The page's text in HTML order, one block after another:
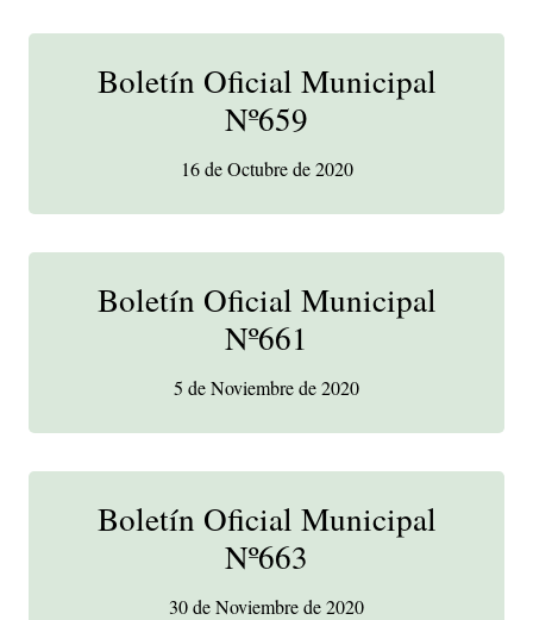
Boletín Oficial Municipal
Nº659
16 de Octubre de 2020
Boletín Oficial Municipal
Nº661
5 de Noviembre de 2020
Boletín Oficial Municipal
Nº663
30 de Noviembre de 2020